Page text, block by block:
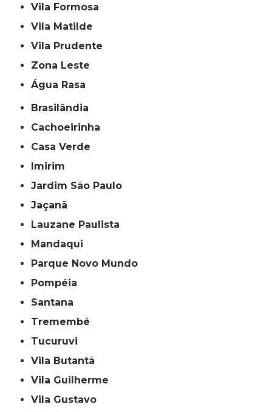
Vila Formosa
Vila Matilde
Vila Prudente
Zona Leste
Água Rasa
Brasilândia
Cachoeirinha
Casa Verde
Imirim
Jardim São Paulo
Jaçanã
Lauzane Paulista
Mandaqui
Parque Novo Mundo
Pompéia
Santana
Tremembé
Tucuruvi
Vila Butantã
Vila Guilherme
Vila Gustavo